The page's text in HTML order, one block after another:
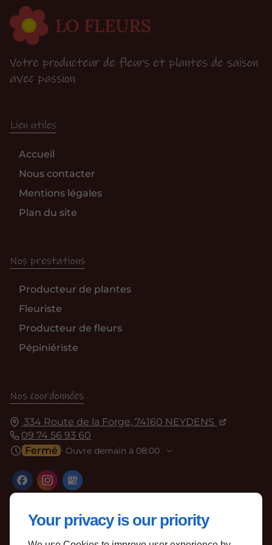
Your privacy is our priority
Votre producteur de fleurs et plantes de saison
avec passion
Lien utiles
Accueil
Nous contacter
Mentions légales
Plan du site
Nos prestations
Producteur de plantes
Fleuriste
Producteur de fleurs
Pépiniériste
Nos coordonnées
334 Route de la Forge, 74160 NEYDENS
09 74 56 93 60
Fermé ⋅ Ouvre demain à 08:00